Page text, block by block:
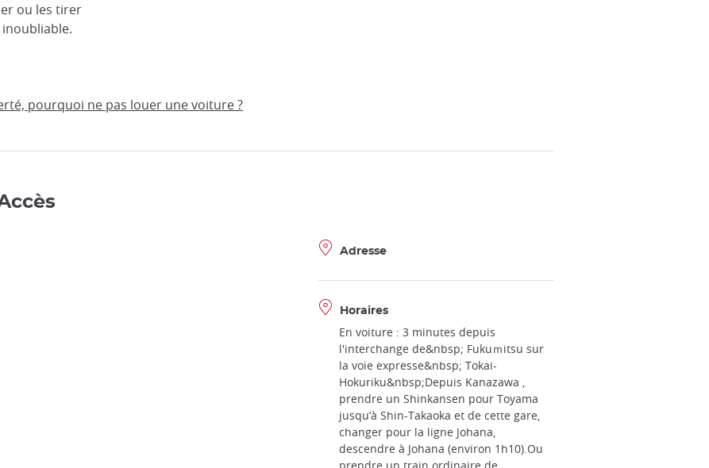
ou les tirer
pourquoi ne pas louer une voiture ?
Adresse
Horaires
En voiture : 3 minutes depuis
l'interchange de&nbsp; Fukuｍitsu sur
la voie expresse&nbsp; Tokai-
Hokuriku&nbsp;Depuis Kanazawa ,
prendre un Shinkansen pour Toyama
jusqu’à Shin-Takaoka et de cette gare,
changer pour la ligne Johana,
descendre à Johana (environ 1h10).Ou